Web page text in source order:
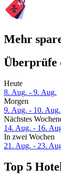
Mehr
Überprüfe
Heute
8. Aug. - 9. Aug.
Morgen
9. Aug. - 10. Aug.
Nächstes
14. Aug. - 16.
In zwei Wochen
21. Aug. - 23.
Top 5